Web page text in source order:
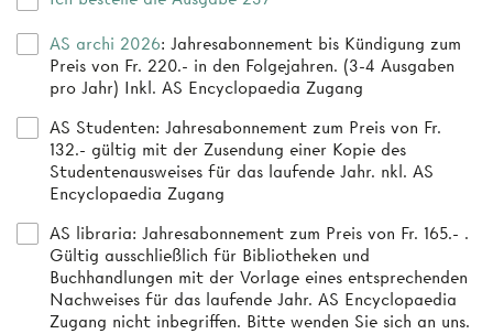
AS archi 2026: Jahresabonnement bis Kündigung zum
Preis von Fr. 220.- in den Folgejahren. (3-4 Ausgaben
pro Jahr) Inkl. AS Encyclopaedia Zugang
AS Studenten: Jahresabonnement zum Preis von Fr.
132.- gültig mit der Zusendung einer Kopie des
Studentenausweises für das laufende Jahr. nkl. AS
Encyclopaedia Zugang
AS libraria: Jahresabonnement zum Preis von Fr. 165.- .
Gültig ausschließlich für Bibliotheken und
Buchhandlungen mit der Vorlage eines entsprechenden
Nachweises für das laufende Jahr. AS Encyclopaedia
Zugang nicht inbegriffen. Bitte wenden Sie sich an uns.